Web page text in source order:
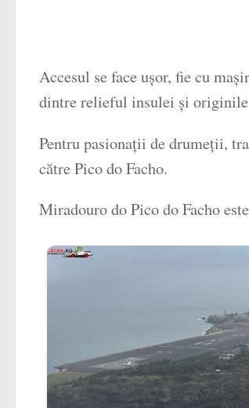
Accesul se face ușor, fie cu
dintre relieful insulei și originile
Pentru pasionații de drumeții,
către Pico do Facho.
Miradouro do Pico do Facho